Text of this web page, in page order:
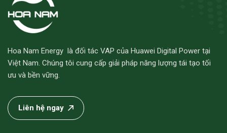
Hoa Nam Energy là đối tác VAP của Huawei Digital Power tại
Việt Nam. Chúng tôi cung cấp giải pháp năng lượng tái tạo tối
ưu và bền vững.
Liên hệ ngay